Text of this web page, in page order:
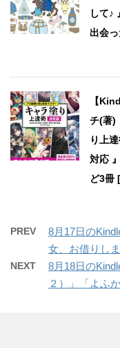
して♪
出会
【
チ(著)
り上
対応
ど3冊
PREV
8月17日の
女、お借りし
NEXT
8月18日の
２）」「よふ